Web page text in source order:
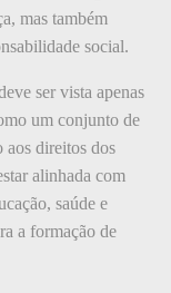
mas também
social.
ser vista apenas
um conjunto de
aos direitos dos
alinhada com
saúde e
a formação de